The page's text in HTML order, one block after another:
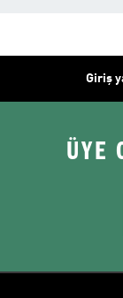
Giriş
ÜYE